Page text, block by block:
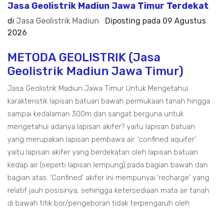
Jasa Geolistrik Madiun Jawa Timur Terdekat
di Jasa Geolistrik Madiun Diposting pada 09 Agustus
2026
METODA GEOLISTRIK (Jasa
Geolistrik Madiun Jawa Timur)
Jasa Geolistrik Madiun Jawa Timur Untuk Mengetahui
karakteristik lapisan batuan bawah permukaan tanah hingga
sampai kedalaman 300m dan sangat berguna untuk
mengetahui adanya lapisan akifer? yaitu lapisan batuan
yang merupakan lapisan pembawa air. 'confined aquifer'
yaitu lapisan akifer yang berdekatan oleh lapisan batuan
kedap air (seperti lapisan lempung) pada bagian bawah dan
bagian atas. 'Confined' akifer ini mempunyai 'recharge' yang
relatif jauh posisinya, sehingga ketersediaan mata air tanah
di bawah titik bor/pengeboran tidak terpengaruh oleh